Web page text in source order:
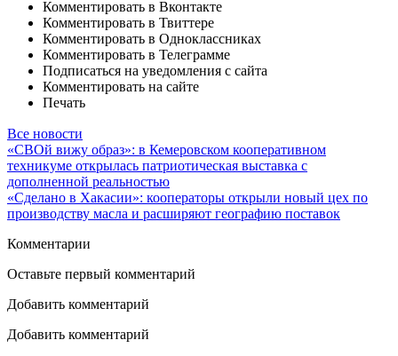
Комментировать в Вконтакте
Комментировать в Твиттере
Комментировать в Одноклассниках
Комментировать в Телеграмме
Подписаться на уведомления с сайта
Комментировать на сайте
Печать
Все новости
«СВОй вижу образ»: в Кемеровском кооперативном
техникуме открылась патриотическая выставка с
дополненной реальностью
«Сделано в Хакасии»: кооператоры открыли новый цех по
производству масла и расширяют географию поставок
Комментарии
Оставьте первый комментарий
Добавить комментарий
Добавить комментарий